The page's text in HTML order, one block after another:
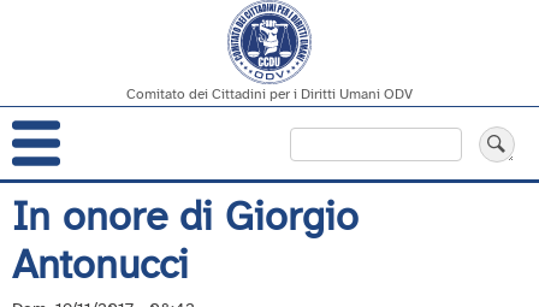
Salta
al
contenuto
principale
Comitato dei Cittadini per i Diritti Umani ODV
Navigazione
principale
In onore di Giorgio
Antonucci